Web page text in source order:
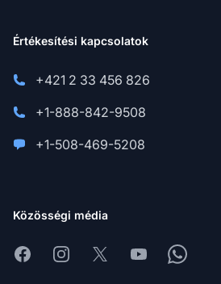
Értékesítési kapcsolatok
+421 2 33 456 826
+1-888-842-9508
+1-508-469-5208
Közösségi média
FacebookInstagram
X YoutubeWhatsapp